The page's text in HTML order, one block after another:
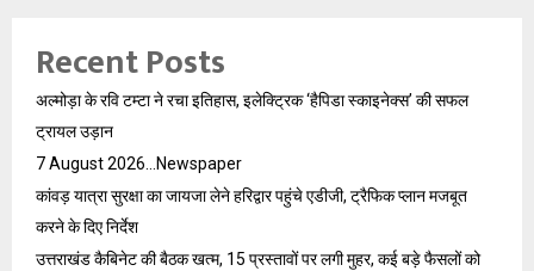
Recent Posts
अल्मोड़ा के रवि टम्टा ने रचा इतिहास, इलेक्ट्रिक ‘हैपिडा स्काइनेक्स’ की सफल
ट्रायल उड़ान
7 August 2026…Newspaper
कांवड़ यात्रा सुरक्षा का जायजा लेने हरिद्वार पहुंचे एडीजी, ट्रैफिक प्लान मजबूत
करने के दिए निर्देश
उत्तराखंड कैबिनेट की बैठक खत्म, 15 प्रस्तावों पर लगी मुहर, कई बड़े फैसलों को